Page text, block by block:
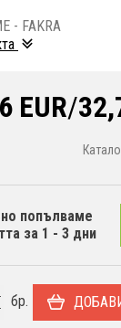
- FAKRA
EUR/
попълваме
за 1 - 3 дни
бр.